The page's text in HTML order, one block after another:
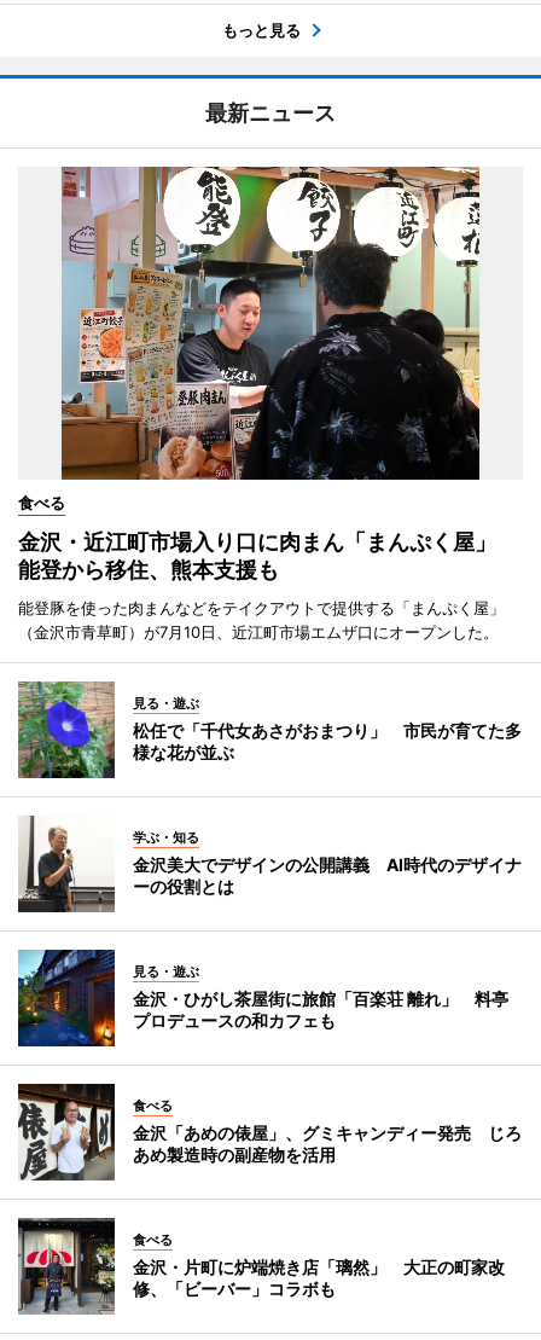
もっと見る
最新ニュース
食べる
金沢・近江町市場入り口に肉まん「まんぷく屋」
能登から移住、熊本支援も
能登豚を使った肉まんなどをテイクアウトで提供する「まんぷく屋」
（金沢市青草町）が7月10日、近江町市場エムザ口にオープンした。
見る・遊ぶ
松任で「千代女あさがおまつり」 市民が育てた多
様な花が並ぶ
学ぶ・知る
金沢美大でデザインの公開講義 AI時代のデザイナ
ーの役割とは
見る・遊ぶ
金沢・ひがし茶屋街に旅館「百楽荘 離れ」 料亭
プロデュースの和カフェも
食べる
金沢「あめの俵屋」、グミキャンディー発売 じろ
あめ製造時の副産物を活用
食べる
金沢・片町に炉端焼き店「璃然」 大正の町家改
修、「ビーバー」コラボも